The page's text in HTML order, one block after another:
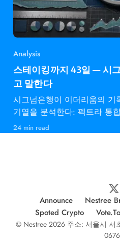
Analysis
스테이킹까지 43일 — 시
고 말한다
시그넘은행이 이더리움의 기
기열을 분석한다: 펙트라 통
24 min read
Announce Nestree
Spoted Crypto
© Nestree 2026 주소: 서울시 서